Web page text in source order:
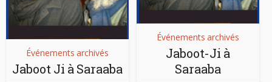
Événements archivés
Jaboot Ji à Saraaba
Événements archivés
Jaboot-Ji à
Saraaba